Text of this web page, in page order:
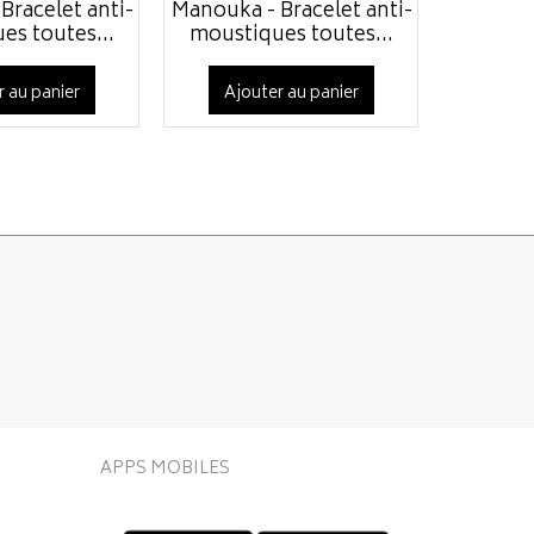
anti-
toutes...
panier
Manouka - Bracelet anti-
moustiques toutes...
Ajouter au panier
APPS MOBILES